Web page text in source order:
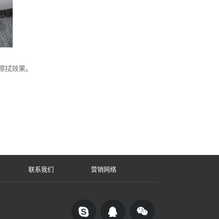
效果。
联系我们 营销网络